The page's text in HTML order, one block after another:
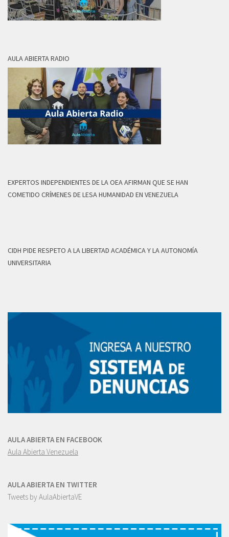
AULA ABIERTA RADIO
EXPERTOS INDEPENDIENTES DE LA OEA AFIRMAN QUE SE HAN
COMETIDO CRÍMENES DE LESA HUMANIDAD EN VENEZUELA
CIDH PIDE RESPETO A LA LIBERTAD ACADÉMICA Y LA AUTONOMÍA
UNIVERSITARIA
AULA ABIERTA EN FACEBOOK
Aula Abierta Venezuela
AULA ABIERTA EN TWITTER
Tweets by AulaAbiertaVE